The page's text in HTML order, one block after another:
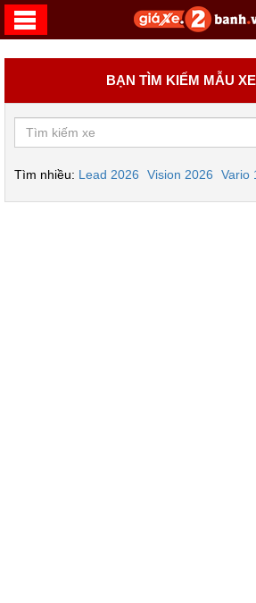
BẠN TÌM KIẾM MẪU
Tìm nhiều: Lead 2026 Vision 2026 Vario